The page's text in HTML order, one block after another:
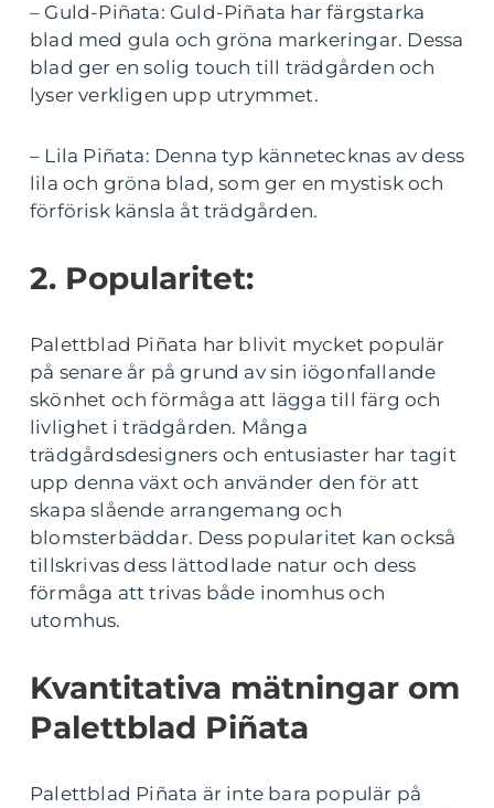
– Guld-Piñata: Guld-Piñata har färgstarka
blad med gula och gröna markeringar. Dessa
blad ger en solig touch till trädgården och
lyser verkligen upp utrymmet.
– Lila Piñata: Denna typ kännetecknas av dess
lila och gröna blad, som ger en mystisk och
förförisk känsla åt trädgården.
2. Popularitet:
Palettblad Piñata har blivit mycket populär
på senare år på grund av sin iögonfallande
skönhet och förmåga att lägga till färg och
livlighet i trädgården. Många
trädgårdsdesigners och entusiaster har tagit
upp denna växt och använder den för att
skapa slående arrangemang och
blomsterbäddar. Dess popularitet kan också
tillskrivas dess lättodlade natur och dess
förmåga att trivas både inomhus och
utomhus.
Kvantitativa mätningar om
Palettblad Piñata
Palettblad Piñata är inte bara populär på